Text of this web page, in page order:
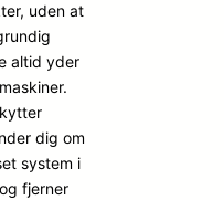
uden at
altid yder
dig om
system i
fjerner